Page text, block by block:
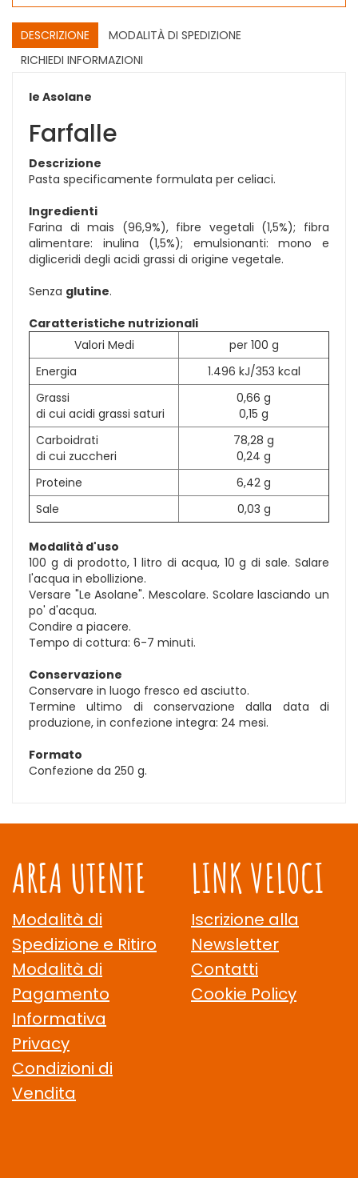
DESCRIZIONE
MODALITÀ DI SPEDIZIONE
RICHIEDI INFORMAZIONI
le Asolane
Farfalle
Descrizione
Pasta specificamente formulata per celiaci.
Ingredienti
Farina di mais (96,9%), fibre vegetali (1,5%); fibra
alimentare: inulina (1,5%); emulsionanti: mono e
digliceridi degli acidi grassi di origine vegetale.
Senza glutine.
Caratteristiche nutrizionali
Valori Medi
per 100 g
Energia
1.496 kJ/353 kcal
Grassi
di cui acidi grassi saturi
0,66 g
0,15 g
Carboidrati
di cui zuccheri
78,28 g
0,24 g
Proteine
6,42 g
Sale
0,03 g
Modalità d'uso
100 g di prodotto, 1 litro di acqua, 10 g di sale. Salare
l'acqua in ebollizione.
Versare "Le Asolane". Mescolare. Scolare lasciando un
po' d'acqua.
Condire a piacere.
Tempo di cottura: 6-7 minuti.
Conservazione
Conservare in luogo fresco ed asciutto.
Termine ultimo di conservazione dalla data di
produzione, in confezione integra: 24 mesi.
Formato
Confezione da 250 g.
AREA UTENTE
Modalità di
Spedizione e Ritiro
Modalità di
Pagamento
Informativa
Privacy
Condizioni di
Vendita
LINK VELOCI
Iscrizione alla
Newsletter
Contatti
Cookie Policy